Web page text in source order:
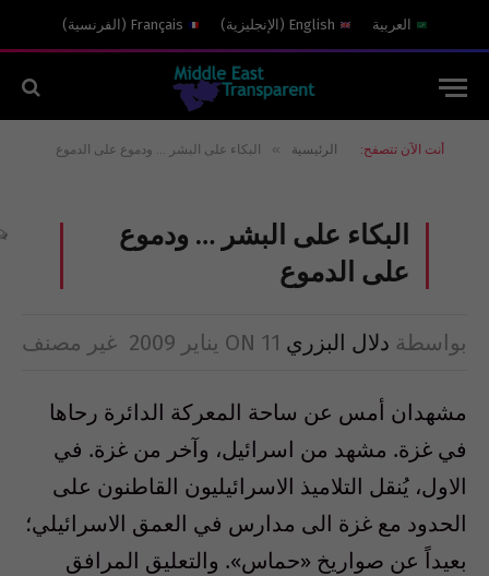
العربية English
( الإنجليزية)
Français
( الفرنسية)
أنت الآن تتصفح: الرئيسية » البكاء على البشر … ودموع على الدموع
البكاء على البشر … ودموع
على الدموع
بواسطة دلال البزري ON 11 يناير 2009 غير مصنف
مشهدان أمس عن ساحة المعركة الدائرة رحاها
في غزة. مشهد من اسرائيل، وآخر من غزة. في
الاول، يُنقل التلاميذ الاسرائيليون القاطنون على
الحدود مع غزة الى مدارس في العمق الاسرائيلي؛
بعيداً عن صواريخ «حماس». والتعليق المرافق